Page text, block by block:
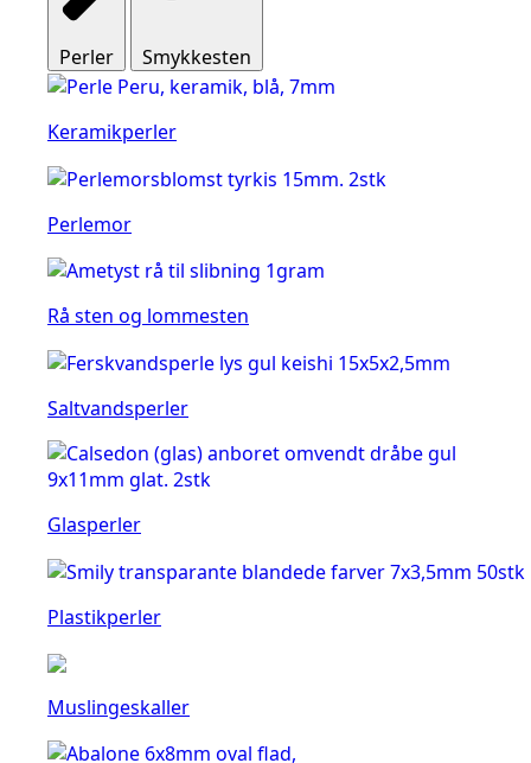
Perler Smykkesten
Keramikperler
Perlemor
Rå sten og lommesten
Saltvandsperler
Glasperler
Plastikperler
Muslingeskaller